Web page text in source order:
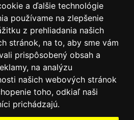
a ďalšie technológie
používame na zlepšenie
z prehliadania našich
stránok, na to, aby sme vám
prispôsobený obsah a
na analýzu
našich webových stránok
toho, odkiaľ naši
prichádzajú.
výhodné platobné
možnosti. Kontakt tel.: 0905
TU,
GA do zabehnutej
okres Nové
výhodné platobné
možnosti. Kontakt tel.: 0905